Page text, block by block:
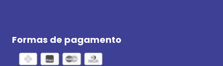
Formas de pagamento